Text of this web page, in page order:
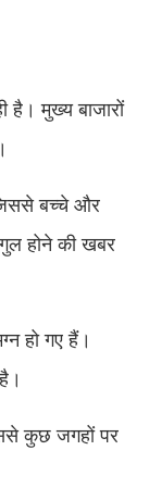
मुख्य बाजारों
बच्चे और
होने की खबर
हो गए हैं।
कुछ जगहों पर